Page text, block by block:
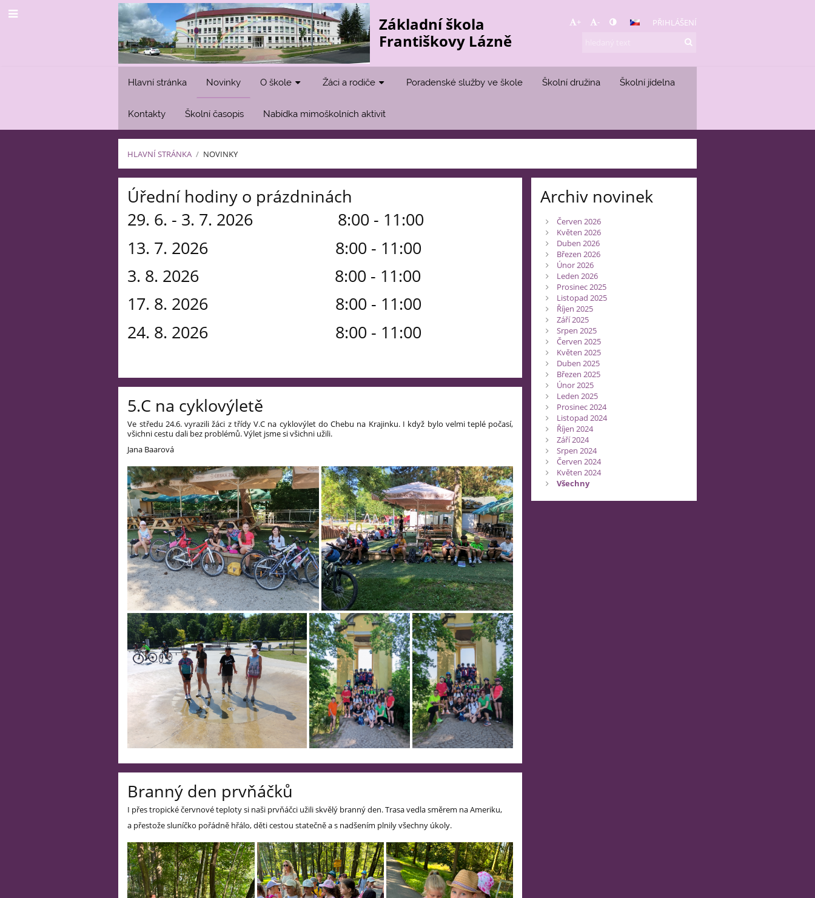
Základní škola
Františkovy Lázně
+ - PŘIHLÁŠENÍ
Hlavní stránka Novinky O škole Žáci a rodiče Poradenské služby ve škole Školní družina Školní jídelna
Kontakty Školní časopis Nabídka mimoškolních aktivit
HLAVNÍ STRÁNKA / NOVINKY
Novinky
Úřední hodiny o prázdninách
29. 6. - 3. 7. 2026 8:00 - 11:00
13. 7. 2026 8:00 - 11:00
3. 8. 2026 8:00 - 11:00
17. 8. 2026 8:00 - 11:00
24. 8. 2026 8:00 - 11:00
5.C na cyklovýletě
Ve středu 24.6. vyrazili žáci z třídy V.C na cyklovýlet do Chebu na Krajinku. I když bylo velmi teplé počasí,
všichni cestu dali bez problémů. Výlet jsme si všichni užili.
Jana Baarová
Branný den prvňáčků
I přes tropické červnové teploty si naši prvňáčci užili skvělý branný den. Trasa vedla směrem na Ameriku,
a přestože sluníčko pořádně hřálo, děti cestou statečně a s nadšením plnily všechny úkoly.
Archiv novinek
Červen 2026
Květen 2026
Duben 2026
Březen 2026
Únor 2026
Leden 2026
Prosinec 2025
Listopad 2025
Říjen 2025
Září 2025
Srpen 2025
Červen 2025
Květen 2025
Duben 2025
Březen 2025
Únor 2025
Leden 2025
Prosinec 2024
Listopad 2024
Říjen 2024
Září 2024
Srpen 2024
Červen 2024
Květen 2024
Všechny